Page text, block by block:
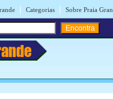
| Categorias | Sobre Praia